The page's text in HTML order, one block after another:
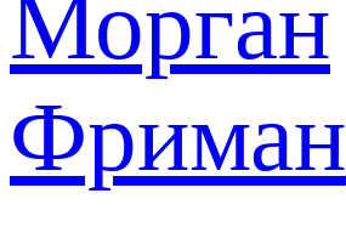
Морган
Фриман